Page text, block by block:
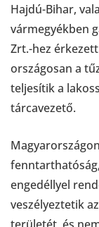
Hajdú-Bihar,
vármegyékben
Zrt.-hez
országosan a
teljesítik a
tárcavezető.
engedéllyel
veszélyeztetik